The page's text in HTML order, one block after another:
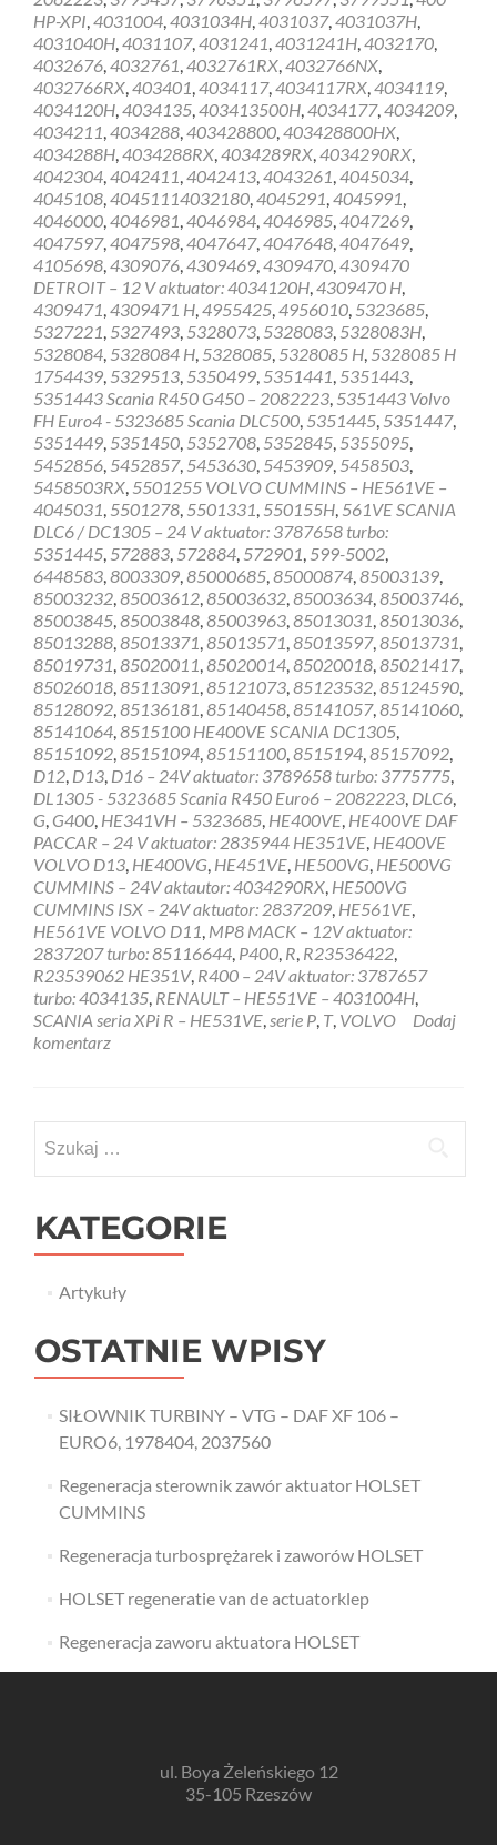
HP-XPI,4031004,4031034H,4031037,4031037H,
4031040H,4031107,4031241,4031241H,4032170,
4032676,4032761,4032761RX,4032766NX,
4032766RX,403401,4034117,4034117RX,4034119,
4034120H,4034135,403413500H,4034177,4034209,
4034211,4034288,403428800,403428800HX,
4034288H,4034288RX,4034289RX,4034290RX,
4042304,4042411,4042413,4043261,4045034,
4045108,40451114032180,4045291,4045991,
4046000,4046981,4046984,4046985,4047269,
4047597,4047598,4047647,4047648,4047649,
4105698,4309076,4309469,4309470,4309470
DETROIT – 12 V aktuator: 4034120H,4309470 H,
4309471,4309471 H,4955425,4956010, 5323685,
5327221, 5327493, 5328073, 5328083, 5328083H,
5328084, 5328084 H, 5328085, 5328085 H, 5328085 H
1754439, 5329513, 5350499, 5351441, 5351443,
5351443 Scania R450 G450 – 2082223, 5351443 Volvo
FH Euro4 - 5323685 Scania DLC500, 5351445, 5351447,
5351449, 5351450, 5352708, 5352845, 5355095,
5452856, 5452857, 5453630, 5453909, 5458503,
5458503RX, 5501255 VOLVO CUMMINS – HE561VE –
4045031, 5501278, 5501331, 550155H, 561VE SCANIA
DLC6 / DC1305 – 24 V aktuator: 3787658 turbo:
5351445, 572883, 572884, 572901, 599-5002,
6448583,8003309,85000685,85000874,85003139,
85003232,85003612,85003632,85003634,85003746,
85003845,85003848,85003963,85013031,85013036,
85013288,85013371,85013571,85013597,85013731,
85019731,85020011,85020014,85020018,85021417,
85026018,85113091,85121073,85123532,85124590,
85128092,85136181,85140458,85141057,85141060,
85141064,8515100 HE400VE SCANIA DC1305,
85151092,85151094,85151100,8515194,85157092,
D12, D13, D16 – 24V aktuator: 3789658 turbo: 3775775,
DL1305 - 5323685 Scania R450 Euro6 – 2082223, DLC6,
G, G400, HE341VH – 5323685, HE400VE, HE400VE DAF
PACCAR – 24 V aktuator: 2835944 HE351VE, HE400VE
VOLVO D13, HE400VG, HE451VE, HE500VG, HE500VG
CUMMINS – 24V aktautor: 4034290RX, HE500VG
CUMMINS ISX – 24V aktuator: 2837209, HE561VE,
HE561VE VOLVO D11, MP8 MACK – 12V aktuator:
2837207 turbo: 85116644, P400, R, R23536422,
R23539062 HE351V, R400 – 24V aktuator: 3787657
turbo: 4034135, RENAULT – HE551VE – 4031004H,
SCANIA seria XPi R – HE531VE,serie P, T, VOLVO
Dodaj
komentarz
KATEGORIE
Artykuły
OSTATNIE WPISY
SIŁOWNIK TURBINY – VTG – DAF XF 106 –
EURO6, 1978404, 2037560
Regeneracja sterownik zawór aktuator HOLSET
CUMMINS
Regeneracja turbosprężarek i zaworów HOLSET
HOLSET regeneratie van de actuatorklep
Regeneracja zaworu aktuatora HOLSET
ul. Boya Żeleńskiego 12
35-105 Rzeszów